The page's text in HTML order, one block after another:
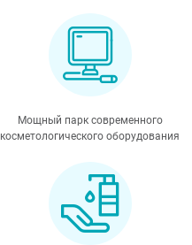
Мощный парк современного
косметологического оборудования